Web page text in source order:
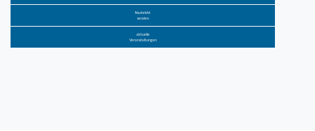
Nachricht
senden
aktuelle
Veranstaltungen